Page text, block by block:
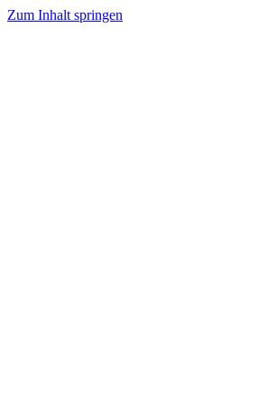
Zum Inhalt springen